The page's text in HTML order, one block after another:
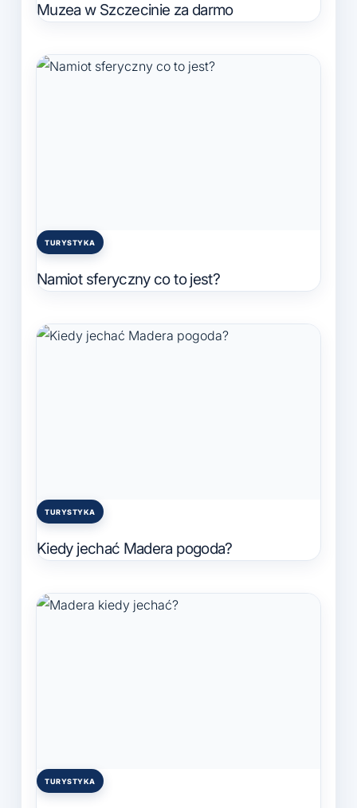
Muzea w Szczecinie za darmo
Posted
TURYSTYKA
Namiot sferyczny co to jest?
Posted
TURYSTYKA
Kiedy jechać Madera pogoda?
Posted
TURYSTYKA